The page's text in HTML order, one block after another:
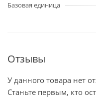
Базовая единица
Отзывы
У данного товара нет
Станьте первым, кто